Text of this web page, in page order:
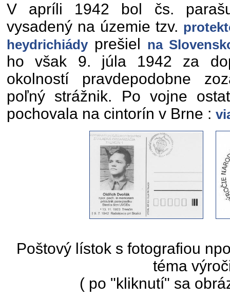
V apríli 1942 bol čs.
vysadený na územie tzv.
heydrichiádyprešiel na
ho však 9. júla 1942 za
okolností pravdepodobne
poľný strážnik. Po vojne
pochovala na cintorín v Brne :
Poštový lístok s fotografiou
téma
( po "kliknutí" sa